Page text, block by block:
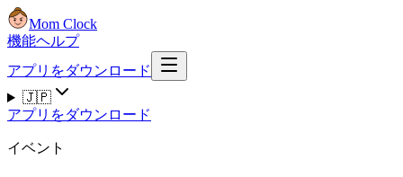
Mom Clock
機能ヘルプ
アプリをダウンロード
🇯🇵
アプリをダウンロード
イベント